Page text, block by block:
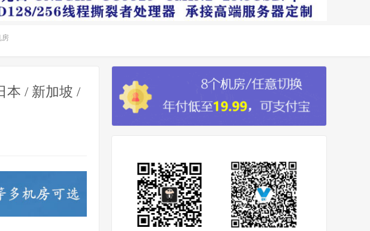
房
本 / 新加坡 /